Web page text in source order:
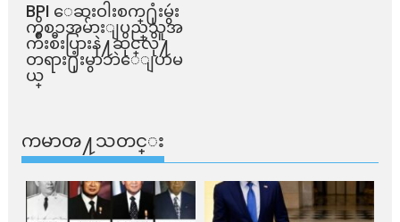
BPI ​ေဆးဝါးစက္​႐ုံးမွဴး
ကိစၥအမ်ားျပည္​သူအ
က်ိဳးစီးပြားနဲ႔ဆိုင္​လို႔
တရား႐ုံးမွာဘဲေျပာမ
ယ္​
ကမာၻ႔သတင္း